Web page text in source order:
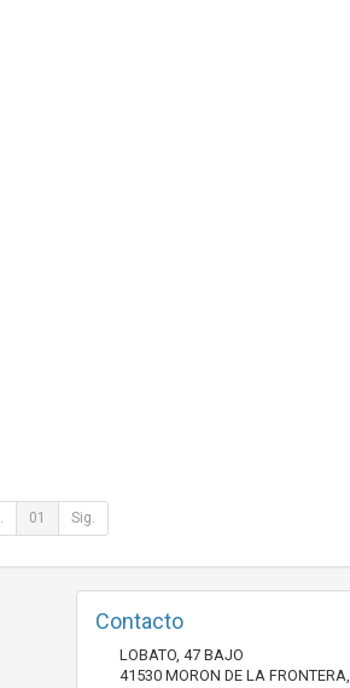
01 Sig.
Contacto
LOBATO, 47 BAJO
41530 MORON DE LA FRONTERA,